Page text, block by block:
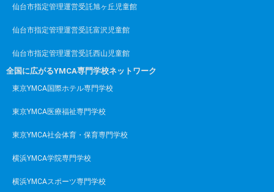
仙台市指定管理運営受託旭ヶ丘児童館
仙台市指定管理運営受託富沢児童館
仙台市指定管理運営受託西山児童館
全国に広がるYMCA専門学校ネットワーク
東京YMCA国際ホテル専門学校
東京YMCA医療福祉専門学校
東京YMCA社会体育・保育専門学校
横浜YMCA学院専門学校
横浜YMCAスポーツ専門学校